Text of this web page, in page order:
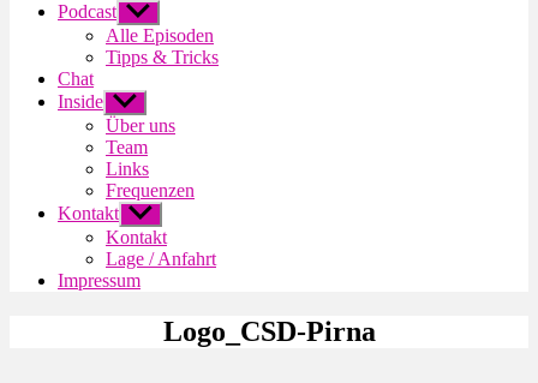
Podcast Untermenü
anzeigen
Alle Episoden
Tipps & Tricks
Chat
Inside Untermenü
anzeigen
Über uns
Team
Links
Frequenzen
Kontakt Untermenü
anzeigen
Kontakt
Lage / Anfahrt
Impressum
Logo_CSD-Pirna